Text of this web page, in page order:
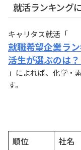
就活ランキング
キャリタス就活「
就職希望企業ラ
活生が選ぶのは
」によれば、化学・
す。
順位
社名